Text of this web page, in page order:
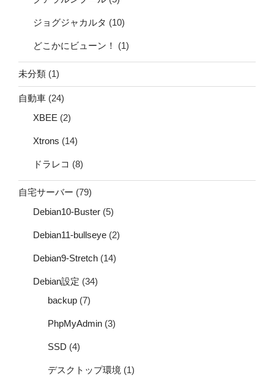
ジョグジャカルタ (10)
どこかにビューン！ (1)
未分類 (1)
自動車 (24)
XBEE (2)
Xtrons (14)
ドラレコ (8)
自宅サーバー (79)
Debian10-Buster (5)
Debian11-bullseye (2)
Debian9-Stretch (14)
Debian設定 (34)
backup (7)
PhpMyAdmin (3)
SSD (4)
デスクトップ環境 (1)